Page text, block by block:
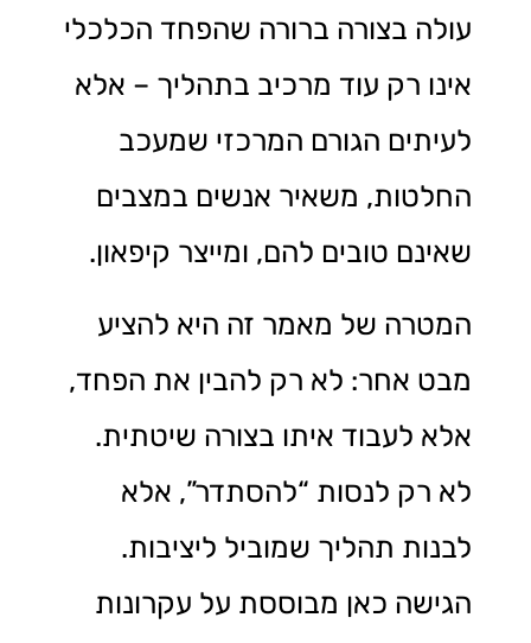
עולה בצורה ברורה שהפחד הכלכלי
אינו רק עוד מרכיב בתהליך – אלא
לעיתים הגורם המרכזי שמעכב
החלטות, משאיר אנשים במצבים
שאינם טובים להם, ומייצר קיפאון.
המטרה של מאמר זה היא להציע
מבט אחר: לא רק להבין את הפחד,
אלא לעבוד איתו בצורה שיטתית.
לא רק לנסות “להסתדר”, אלא
לבנות תהליך שמוביל ליציבות.
הגישה כאן מבוססת על עקרונות